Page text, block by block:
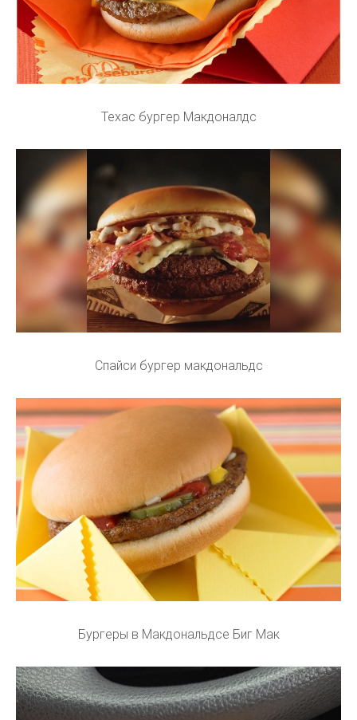
Техас бургер Макдоналдс
Спайси бургер макдональдс
Бургеры в Макдональдсе Биг Мак